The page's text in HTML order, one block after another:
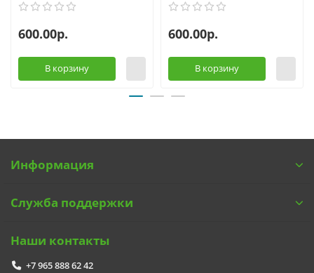
600.00р.
В корзину
600.00р.
В корзину
Информация
Служба поддержки
Наши контакты
+7 965 888 62 42